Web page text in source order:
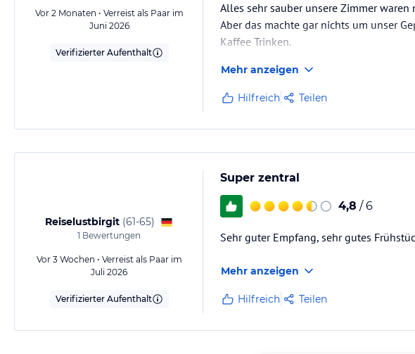
Vor 2 Monaten • Verreist als Paar im
Juni 2026
Verifizierter Aufenthalt
Alles sehr sauber unsere Zimmer
Aber das machte gar nichts um unser
Kaffee Trinken.
Also schönen Urlaub.......
Mehr anzeigen
Hilfreich Teilen
Reiselustbirgit (61-65)
1 Bewertungen
Vor 3 Wochen • Verreist als Paar im
Juli 2026
Verifizierter Aufenthalt
Super zentral
4,8 / 6
Sehr guter Empfang, sehr gutes
Mehr anzeigen
Hilfreich Teilen